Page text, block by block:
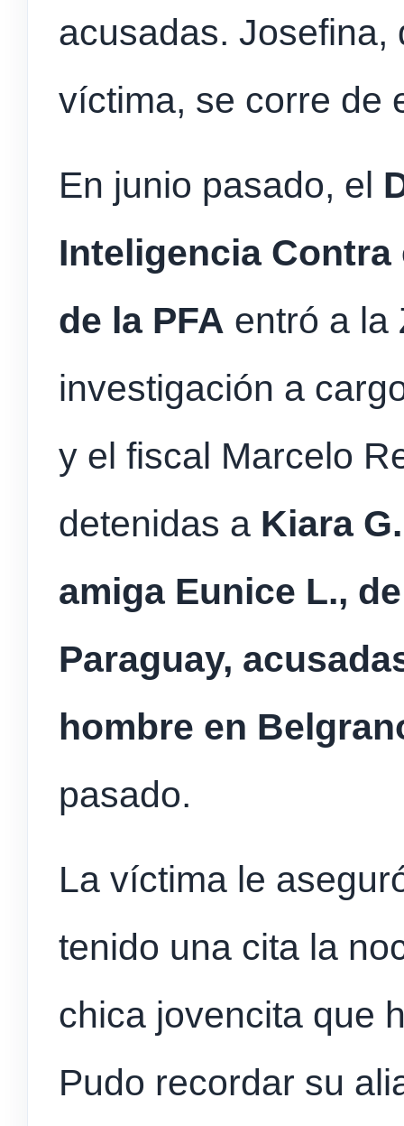
acusadas. Josefina,
víctima, se corre de
En junio pasado, el
Inteligencia
de la PFA entró a la
investigación a
y el fiscal Marcelo
detenidas a Kiara
amiga Eunice L.,
Paraguay,
hombre en
pasado.
La víctima le
tenido una cita la
chica jovencita que
Pudo recordar su